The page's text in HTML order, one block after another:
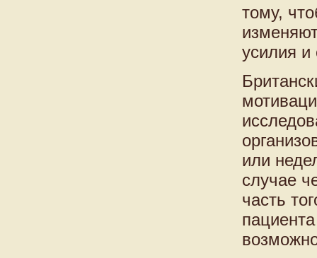
тому,
усилия и
или
случае
часть